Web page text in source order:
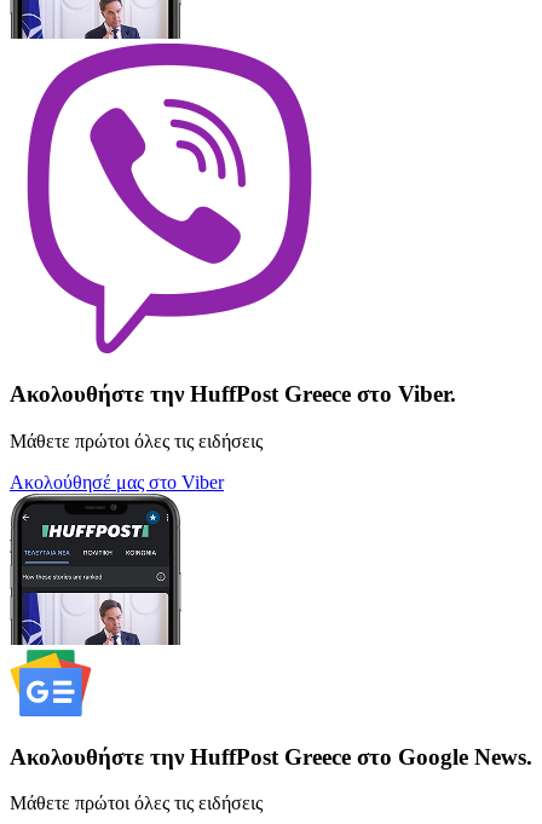
Ακολουθήστε την HuffPost Greece στο Viber.
Μάθετε πρώτοι όλες τις ειδήσεις
Ακολούθησέ μας στο Viber
Ακολουθήστε την HuffPost Greece στο Google News.
Μάθετε πρώτοι όλες τις ειδήσεις